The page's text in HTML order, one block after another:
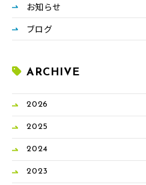
お知らせ
ブログ
ARCHIVE
2026
2025
2024
2023